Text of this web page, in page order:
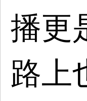
播更
路上